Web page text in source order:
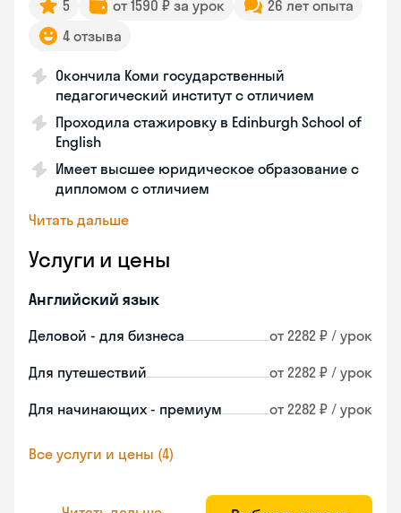
5 от 1590 ₽ за урок
26 лет опыта
4 отзыва
Окончила Коми государственный
педагогический институт с отличием
Проходила стажировку в Edinburgh School of
English
Имеет высшее юридическое образование с
дипломом с отличием
Читать дальше
Услуги и цены
Английский язык
Деловой - для бизнеса от 2282 ₽ / урок
Для путешествий от 2282 ₽ / урок
Для начинающих - премиум от 2282 ₽ / урок
Все услуги и цены (4)